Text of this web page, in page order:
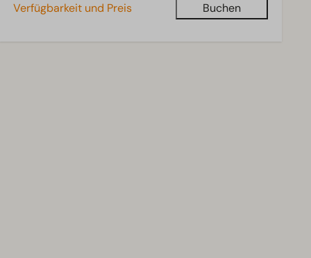
Verfügbarkeit und Preis Buchen